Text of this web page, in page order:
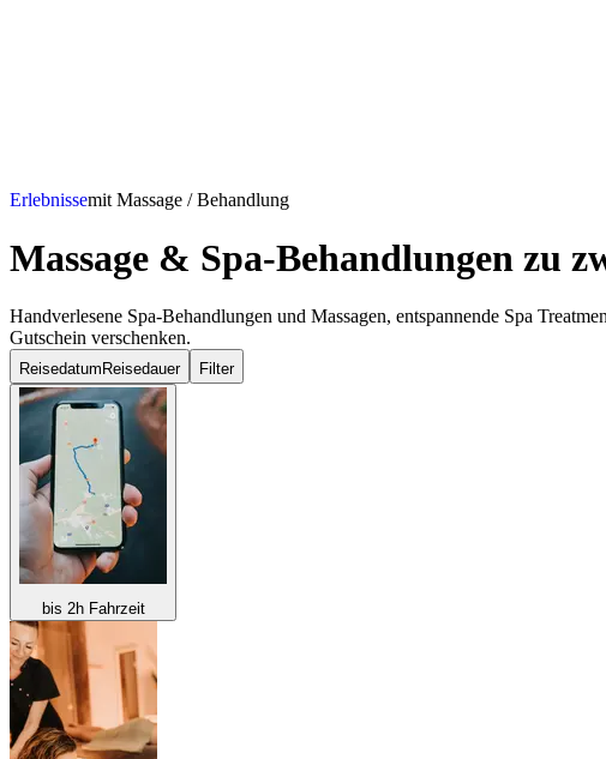
Erlebnissemit Massage / Behandlung
Massage & Spa-Behandlungen zu
Handverlesene Spa-Behandlungen und Massagen, entspannende Spa
Gutschein verschenken.
Reisedatum Reisedauer Filter
bis 2h Fahrzeit